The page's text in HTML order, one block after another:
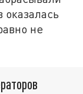
оказалась
не